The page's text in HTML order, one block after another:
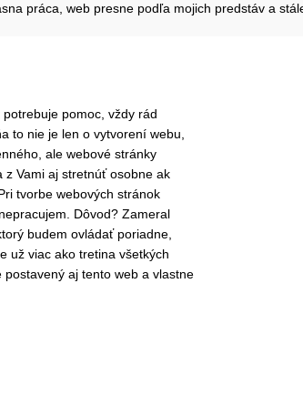
práca, web presne podľa mojich predstáv a
pomoc, vždy rád
to nie je len o vytvorení webu,
ale webové stránky
z Vami aj stretnúť osobne ak
tvorbe webových stránok
Dôvod? Zameral
budem ovládať poriadne,
už viac ako tretina všetkých
aj tento web a vlastne